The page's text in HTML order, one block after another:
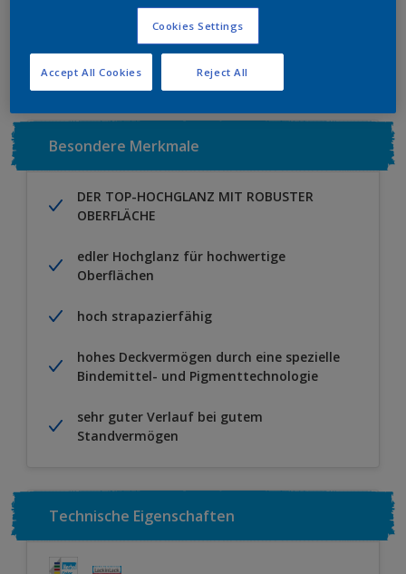
EINEN HÄNDLER FINDEN
Besondere Merkmale
DER TOP-HOCHGLANZ MIT ROBUSTER
OBERFLÄCHE
edler Hochglanz für hochwertige
Oberflächen
hoch strapazierfähig
hohes Deckvermögen durch eine spezielle
Bindemittel- und Pigmenttechnologie
sehr guter Verlauf bei gutem
Standvermögen
Technische Eigenschaften
Cookies Settings
Reject All
Accept All Cookies